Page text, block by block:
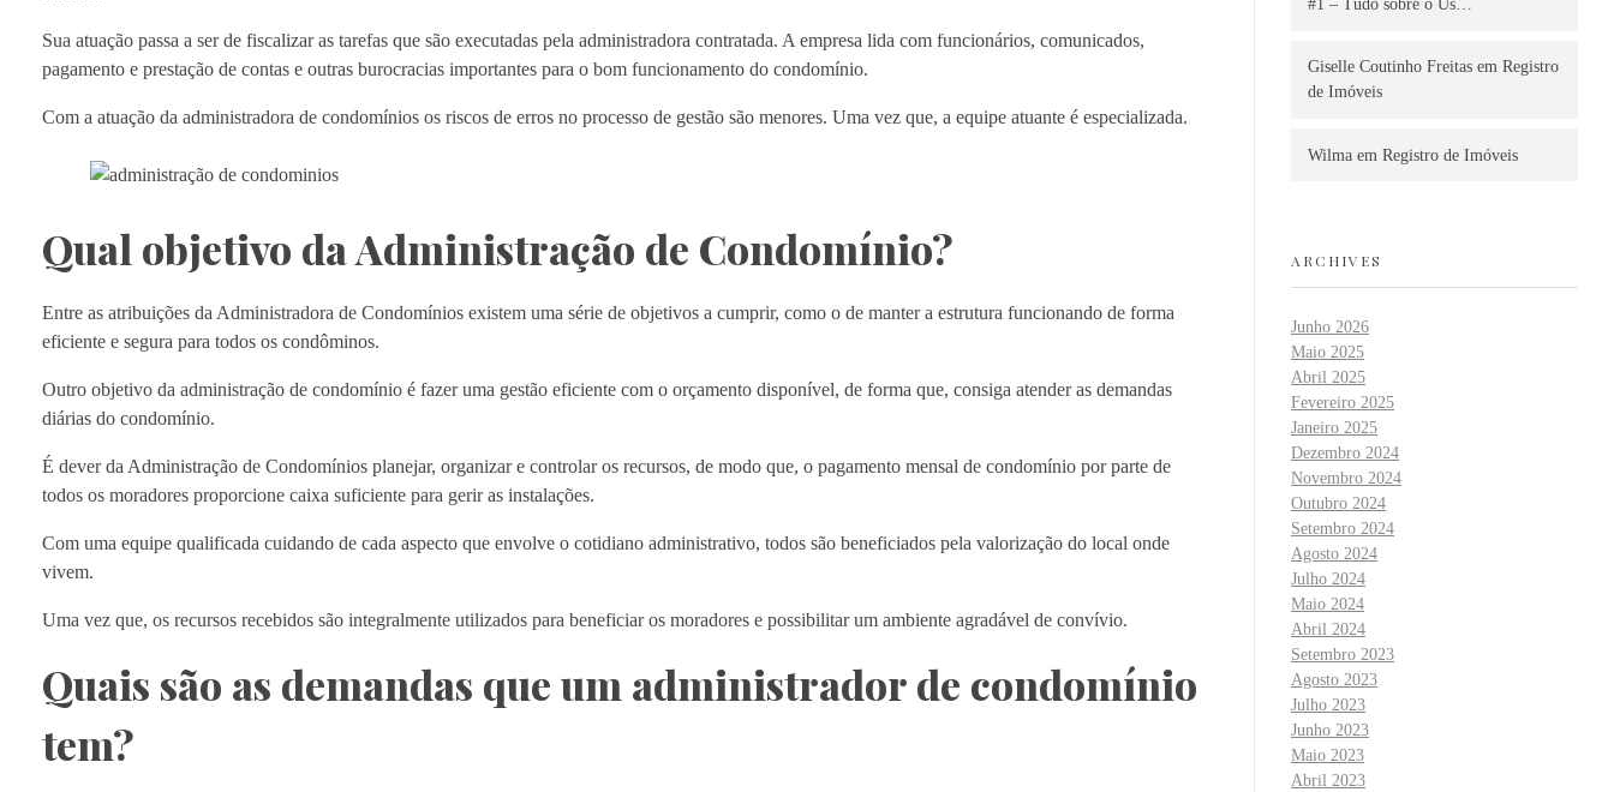
Sua atuação passa a ser de fiscalizar as tarefas que são executadas pela administradora contratada. A empresa lida com funcionários, comunicados,
pagamento e prestação de contas e outras burocracias importantes para o bom funcionamento do condomínio.
Com a atuação da administradora de condomínios os riscos de erros no processo de gestão são menores. Uma vez que, a equipe atuante é especializada.
Qual objetivo da Administração de Condomínio?
Entre as atribuições da Administradora de Condomínios existem uma série de objetivos a cumprir, como o de manter a estrutura funcionando de forma
eficiente e segura para todos os condôminos.
Outro objetivo da administração de condomínio é fazer uma gestão eficiente com o orçamento disponível, de forma que, consiga atender as demandas
diárias do condomínio.
É dever da Administração de Condomínios planejar, organizar e controlar os recursos, de modo que, o pagamento mensal de condomínio por parte de
todos os moradores proporcione caixa suficiente para gerir as instalações.
Com uma equipe qualificada cuidando de cada aspecto que envolve o cotidiano administrativo, todos são beneficiados pela valorização do local onde
vivem.
Uma vez que, os recursos recebidos são integralmente utilizados para beneficiar os moradores e possibilitar um ambiente agradável de convívio.
Quais são as demandas que um administrador de condomínio
tem?
#1 – Tudo sobre o Us…
Giselle Coutinho Freitas em Registro
de Imóveis
Wilma em Registro de Imóveis
ARCHIVES
Junho 2026
Maio 2025
Abril 2025
Fevereiro 2025
Janeiro 2025
Dezembro 2024
Novembro 2024
Outubro 2024
Setembro 2024
Agosto 2024
Julho 2024
Maio 2024
Abril 2024
Setembro 2023
Agosto 2023
Julho 2023
Junho 2023
Maio 2023
Abril 2023